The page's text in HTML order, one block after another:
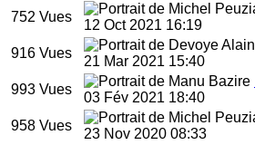
752 Vues
12 Oct 2021 16:19
916 Vues
21 Mar 2021 15:40
993 Vues
03 Fév 2021 18:40
958 Vues
23 Nov 2020 08:33